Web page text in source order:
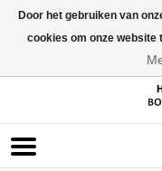
Door het gebruiken van
cookies om onze website